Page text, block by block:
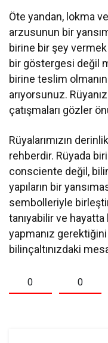
Öte yandan, lokma
arzusunun bir
birine bir şey
bir göstergesi değil
birine teslim
arıyorsunuz.
çatışmaları gözler
Rüyalarımızın
rehberdir. Rüyada
consciente değil,
yapıların bir
sembolleriyle
tanıyabilir ve
yapmanız
bilinçaltınızdaki
0 0